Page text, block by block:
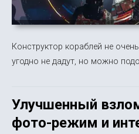
Конструктор кораблей не
угодно не дадут, но можно
Улучшенный
фото-режим и